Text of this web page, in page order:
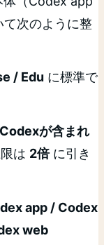
次のように整
/ Edu に標準で
が含まれ
は 2倍に引き
app / Codex
web